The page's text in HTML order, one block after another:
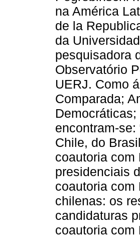
na América
de la
da
pesquisadora
Observatório
UERJ. Como
Comparada;
encontram-
Chile, do
coautoria com
presidenciais
coautoria com
chilenas: os
candidaturas
coautoria com